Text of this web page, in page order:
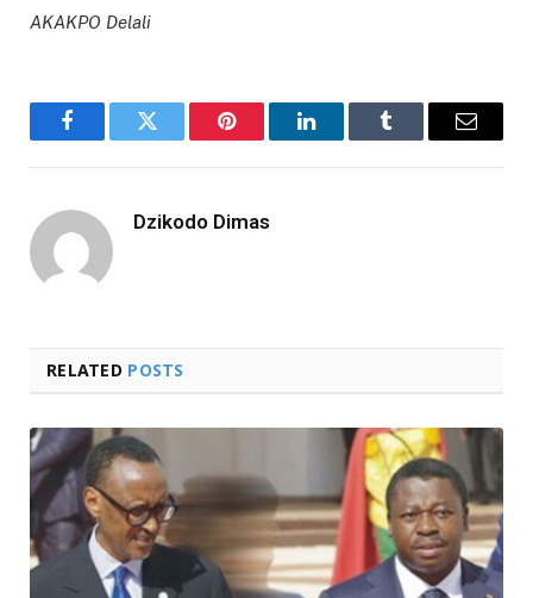
AKAKPO Delali
FacebookTwitter Pinterest LinkedInTumblr Email
Dzikodo Dimas
RELATED POSTS